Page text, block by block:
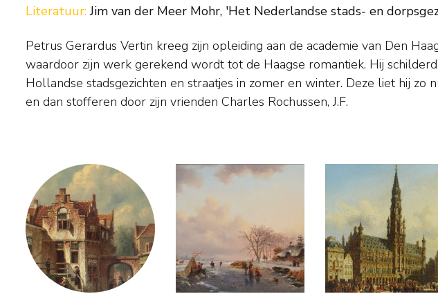
Literatuur:Jim van der Meer Mohr, 'Het Nederlandse stads- en
Petrus Gerardus Vertin kreeg zijn opleiding aan de academie van Den
waardoor zijn werk gerekend wordt tot de Haagse romantiek. Hij
Hollandse stadsgezichten en straatjes in zomer en winter. Deze liet hij zo
en dan stofferen door zijn vrienden Charles Rochussen, J.F.
Hoppenbrouwers en S.L. Verveer. Soms is zijn werk topografisch,
meestal koos Vertin voor fantasiebeelden. In zijn
besteedde hij veel aandacht aan de weerkaatsing van het licht